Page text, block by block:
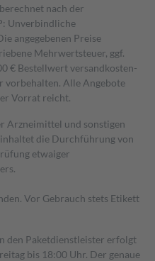
nach der
Unverbindliche
angegebenen Preise
Mehrwertsteuer, ggf.
€ Bestell­wert versand­kosten­
vorbehalten. Alle Angebote
Vorrat reicht.
Arzneimittel und sonstigen
die Durchführung von
etwaiger
Vor Gebrauch stets Etikett
den Paketdienstleister erfolgt
bis 18:00 Uhr. Der genaue